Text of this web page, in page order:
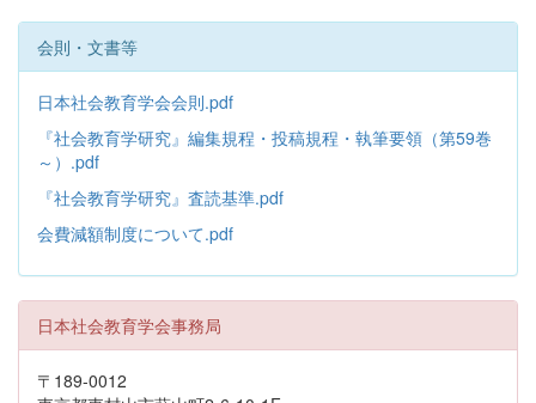
会則・文書等
日本社会教育学会会則.pdf
『社会教育学研究』編集規程・投稿規程・執筆要領（第59巻
～）.pdf
『社会教育学研究』査読基準.pdf
会費減額制度について.pdf
日本社会教育学会事務局
〒189-0012